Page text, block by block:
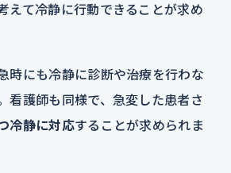
えて冷静に行動できることが求め
時にも冷静に診断や治療を行わな
看護師も同様で、急変した患者さ
冷静に対応することが求められま